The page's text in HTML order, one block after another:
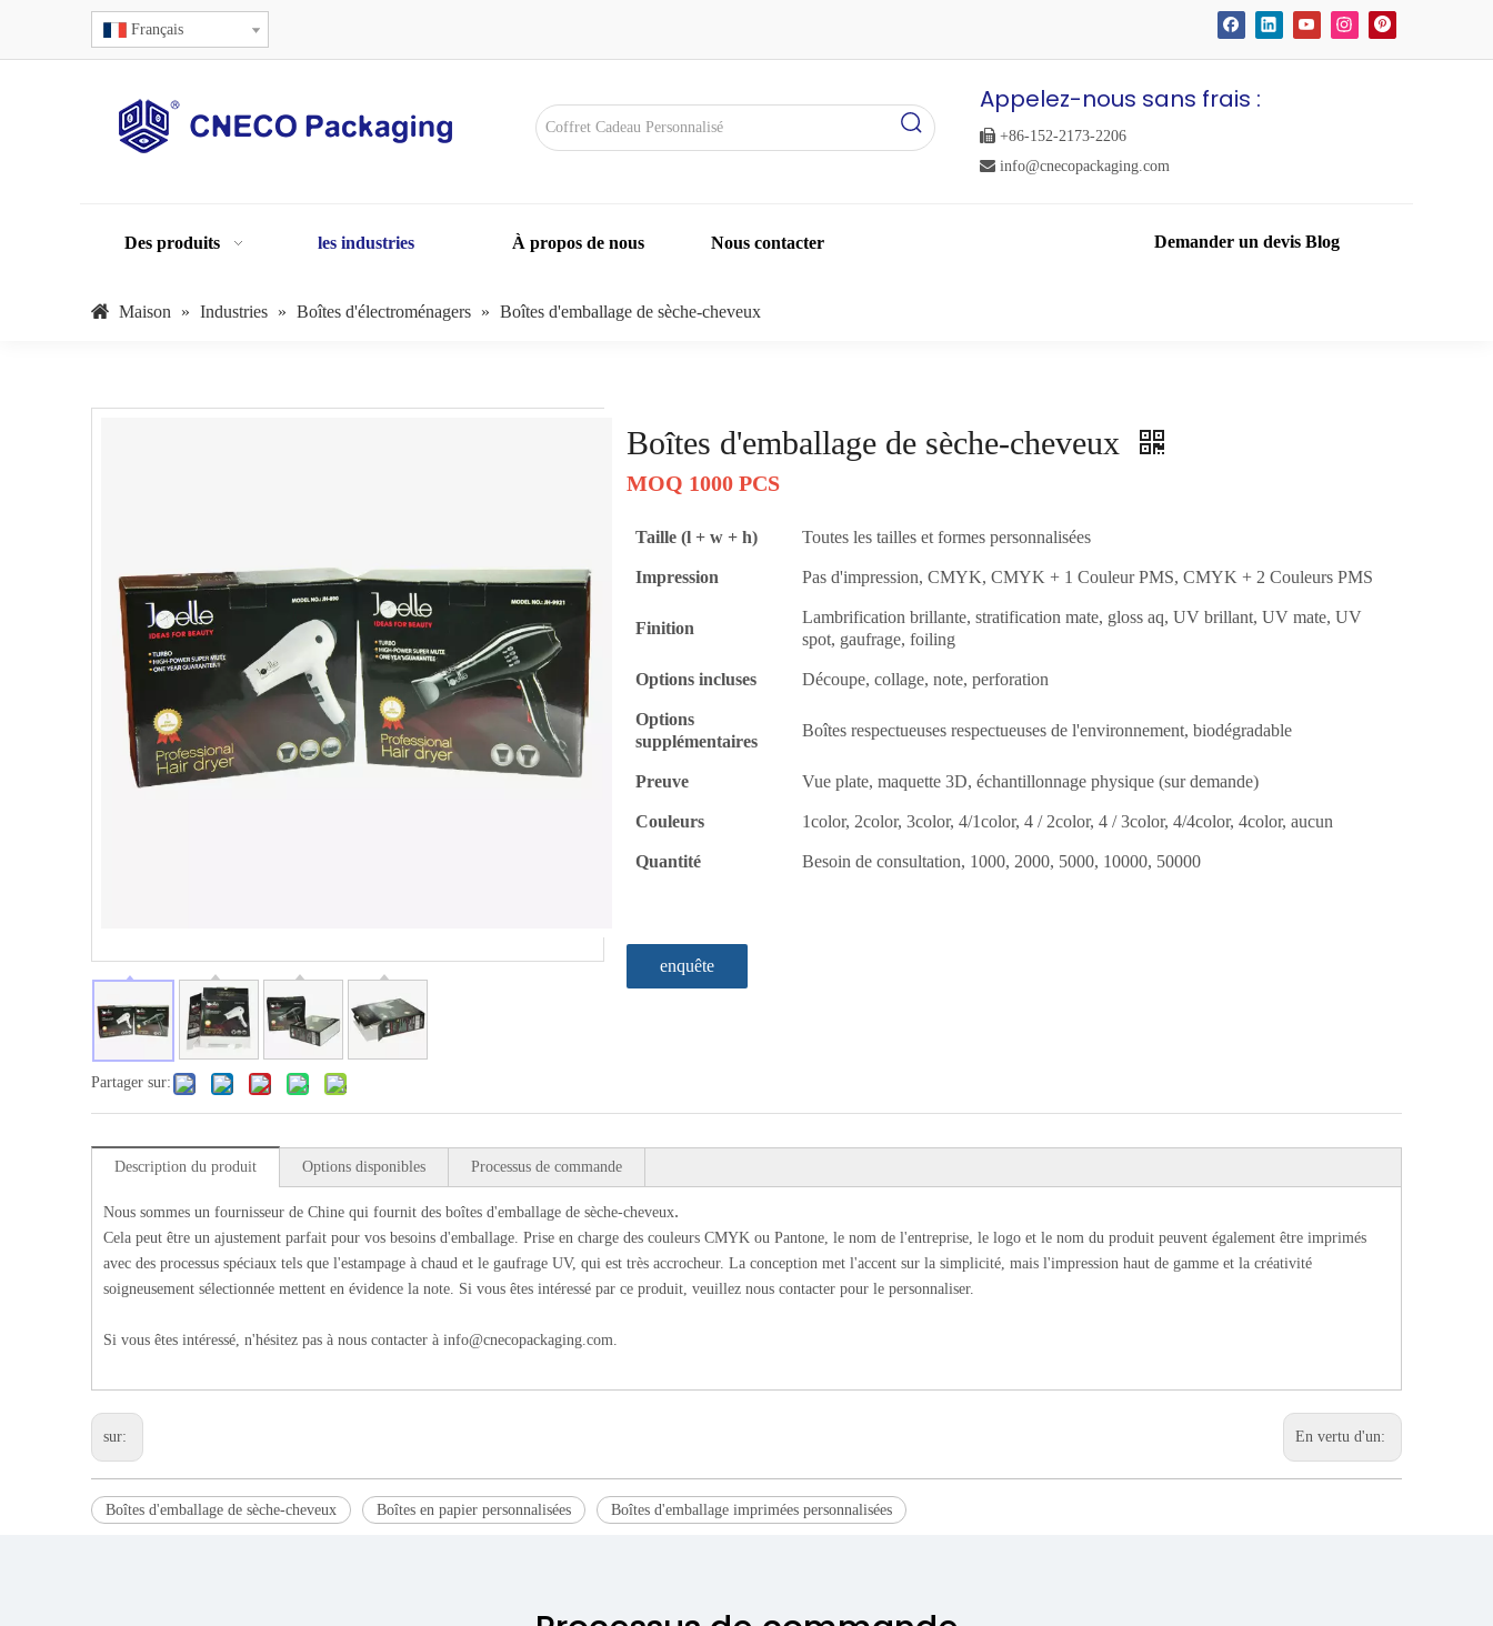
Français
Appelez-nous sans frais :
 +86-152-2173-2206
 info@cnecopackaging.com
Des produits les industries À propos de nous Nous contacter Demander un devis Blog
Maison » Industries » Boîtes d'électroménagers » Boîtes d'emballage de sèche-cheveux
Partager sur:
Boîtes d'emballage de sèche-cheveux
MOQ 1000 PCS
Taille (l + w + h) Toutes les tailles et formes personnalisées
Impression Pas d'impression, CMYK, CMYK + 1 Couleur PMS, CMYK + 2 Couleurs PMS
Finition
Lambrification brillante, stratification mate, gloss aq, UV brillant, UV mate, UV
spot, gaufrage, foiling
Options incluses Découpe, collage, note, perforation
Options
supplémentaires
Boîtes respectueuses respectueuses de l'environnement, biodégradable
Preuve Vue plate, maquette 3D, échantillonnage physique (sur demande)
Couleurs 1color, 2color, 3color, 4/1color, 4 / 2color, 4 / 3color, 4/4color, 4color, aucun
Quantité Besoin de consultation, 1000, 2000, 5000, 10000, 50000
enquête
Description du produit Options disponibles Processus de commande
Nous sommes un fournisseur de Chine qui fournit des boîtes d'emballage de sèche-cheveux.
Cela peut être un ajustement parfait pour vos besoins d'emballage. Prise en charge des couleurs CMYK ou Pantone, le nom de l'entreprise, le logo et le nom du produit peuvent également être imprimés
avec des processus spéciaux tels que l'estampage à chaud et le gaufrage UV, qui est très accrocheur. La conception met l'accent sur la simplicité, mais l'impression haut de gamme et la créativité
soigneusement sélectionnée mettent en évidence la note. Si vous êtes intéressé par ce produit, veuillez nous contacter pour le personnaliser.
Si vous êtes intéressé, n'hésitez pas à nous contacter à info@cnecopackaging.com.
sur: En vertu d'un:
Boîtes d'emballage de sèche-cheveux Boîtes en papier personnalisées Boîtes d'emballage imprimées personnalisées